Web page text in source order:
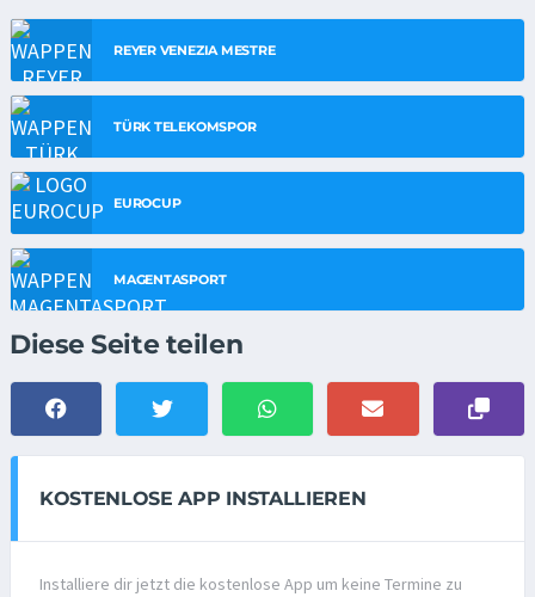
REYER VENEZIA MESTRE
TÜRK TELEKOMSPOR
EUROCUP
MAGENTASPORT
Diese Seite teilen
KOSTENLOSE APP INSTALLIEREN
Installiere dir jetzt die kostenlose App um keine Termine zu